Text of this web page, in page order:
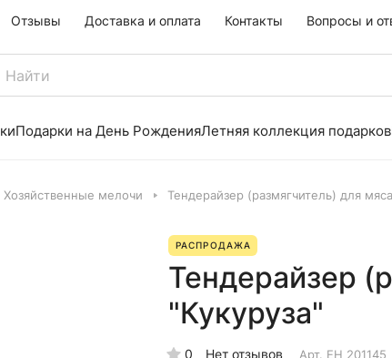
Отзывы Доставка и оплата Контакты Вопросы и
Подарки на День РожденияЛетняя коллекция подарков
Хозяйственные мелочи Тендерайзер (размягчитель) для
РАСПРОДАЖА
Тендерайзер
"Кукуруза"
0 Нет отзывов Арт. EH 201145